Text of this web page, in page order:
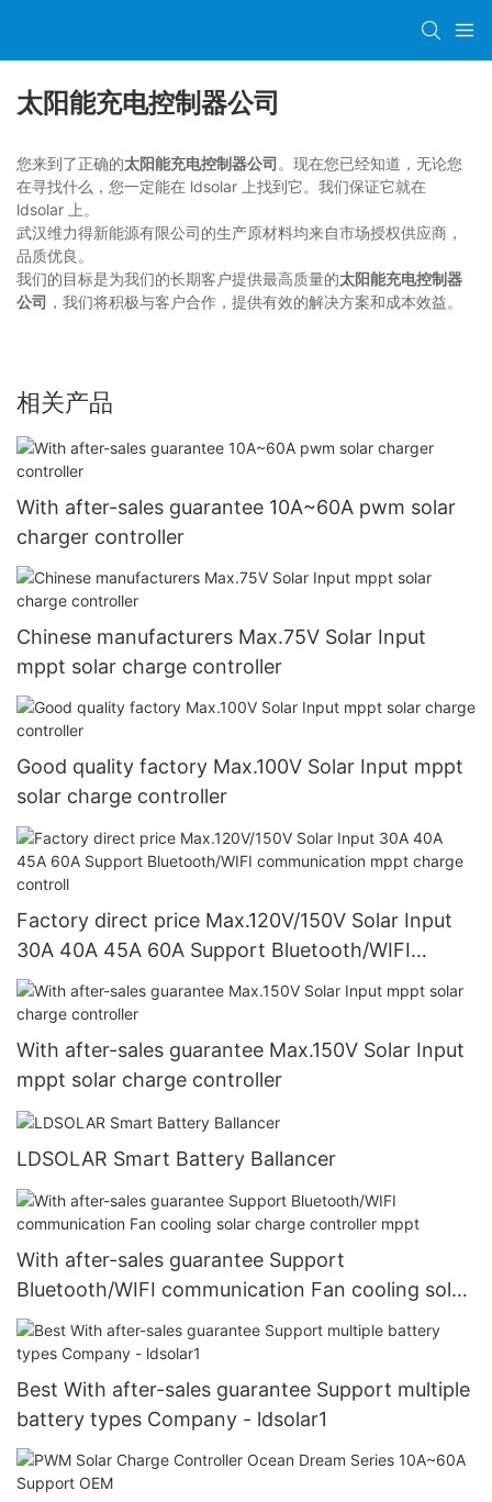
太阳能充电控制器公司
您来到了正确的太阳能充电控制器公司 。现在您已经知道，无论您
在寻找什么，您一定能在 ldsolar 上找到它。我们保证它就在
ldsolar 上。
武汉维力得新能源有限公司的生产原材料均来自市场授权供应商，
品质优良。
我们的目标是为我们的长期客户提供最高质量的太阳能充电控制器
公司 ，我们将积极与客户合作，提供有效的解决方案和成本效益。
相关产品
With after-sales guarantee 10A~60A pwm solar
charger controller
Chinese manufacturers Max.75V Solar Input
mppt solar charge controller
Good quality factory Max.100V Solar Input mppt
solar charge controller
Factory direct price Max.120V/150V Solar Input
30A 40A 45A 60A Support Bluetooth/WIFI
communication mppt charge controll
With after-sales guarantee Max.150V Solar Input
mppt solar charge controller
LDSOLAR Smart Battery Ballancer
With after-sales guarantee Support
Bluetooth/WIFI communication Fan cooling solar
charge controller mppt
Best With after-sales guarantee Support multiple
battery types Company - ldsolar1